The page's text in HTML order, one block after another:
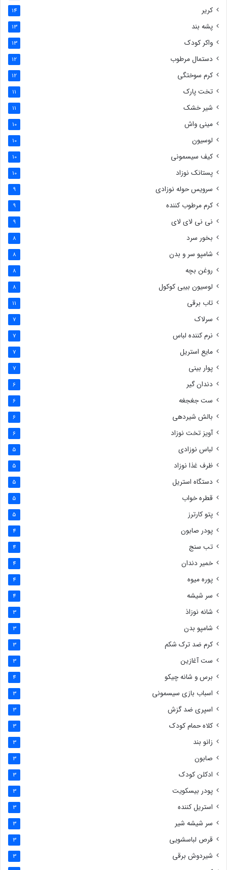
کریر 14
پشه بند 13
واکر کودک 13
دستمال مرطوب 12
کرم سوختگی 12
تخت پارک 11
شیر خشک 11
مینی واش 10
لوسیون 10
کیف سیسمونی 10
پستانک نوزاد 10
سرویس حوله نوزادی 9
کرم مرطوب کننده 9
نی نی لای لای 9
بخور سرد 8
شامپو سر و بدن 8
روغن بچه 8
لوسیون بیبی کوکول 8
تاب برقی 11
سرلاک 7
نرم کننده لباس 7
مایع استریل 7
پوار بینی 7
دندان گیر 6
ست جغجغه 6
بالش شیردهی 6
آویز تخت نوزاد 6
لباس نوزادی 5
ظرف غذا نوزاد 5
دستگاه استریل 5
قطره خواب 5
پتو کارترز 5
پودر صابون 4
تب سنج 4
خمیر دندان 4
پوره میوه 4
سر شیشه 4
شانه نوزاذ 3
شامپو بدن 3
کرم ضد ترک شکم 3
ست آغازین 3
برس و شانه چیکو 4
اسباب بازی سیسمونی 3
اسپری ضد گزش 3
کلاه حمام کودک 3
زانو بند 3
صابون 3
ادکلن کودک 3
پودر بیسکویت 3
استریل کننده 3
سر شیشه شیر 3
قرص لباسشویی 3
شیردوش برقی 3